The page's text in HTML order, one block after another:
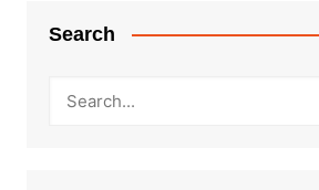
Search